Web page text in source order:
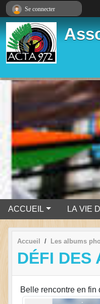
ACCUEIL LA VIE
Accueil Les albums
DÉFI DES
Belle rencontre en fin
Se connecter
Panneau de gestion des